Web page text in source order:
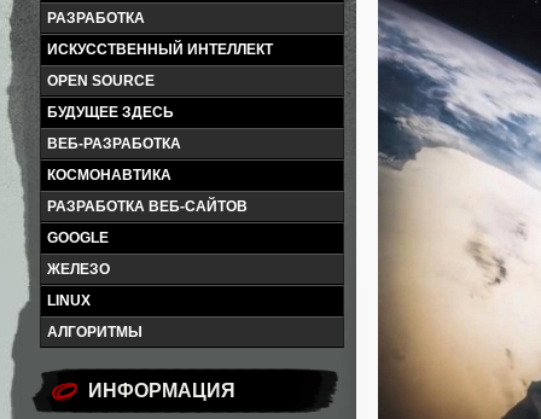
РАЗРАБОТКА
ИСКУССТВЕННЫЙ ИНТЕЛЛЕКТ
OPEN SOURCE
БУДУЩЕЕ ЗДЕСЬ
ВЕБ-РАЗРАБОТКА
КОСМОНАВТИКА
РАЗРАБОТКА ВЕБ-САЙТОВ
GOOGLE
ЖЕЛЕЗО
LINUX
АЛГОРИТМЫ
ИНФОРМАЦИЯ